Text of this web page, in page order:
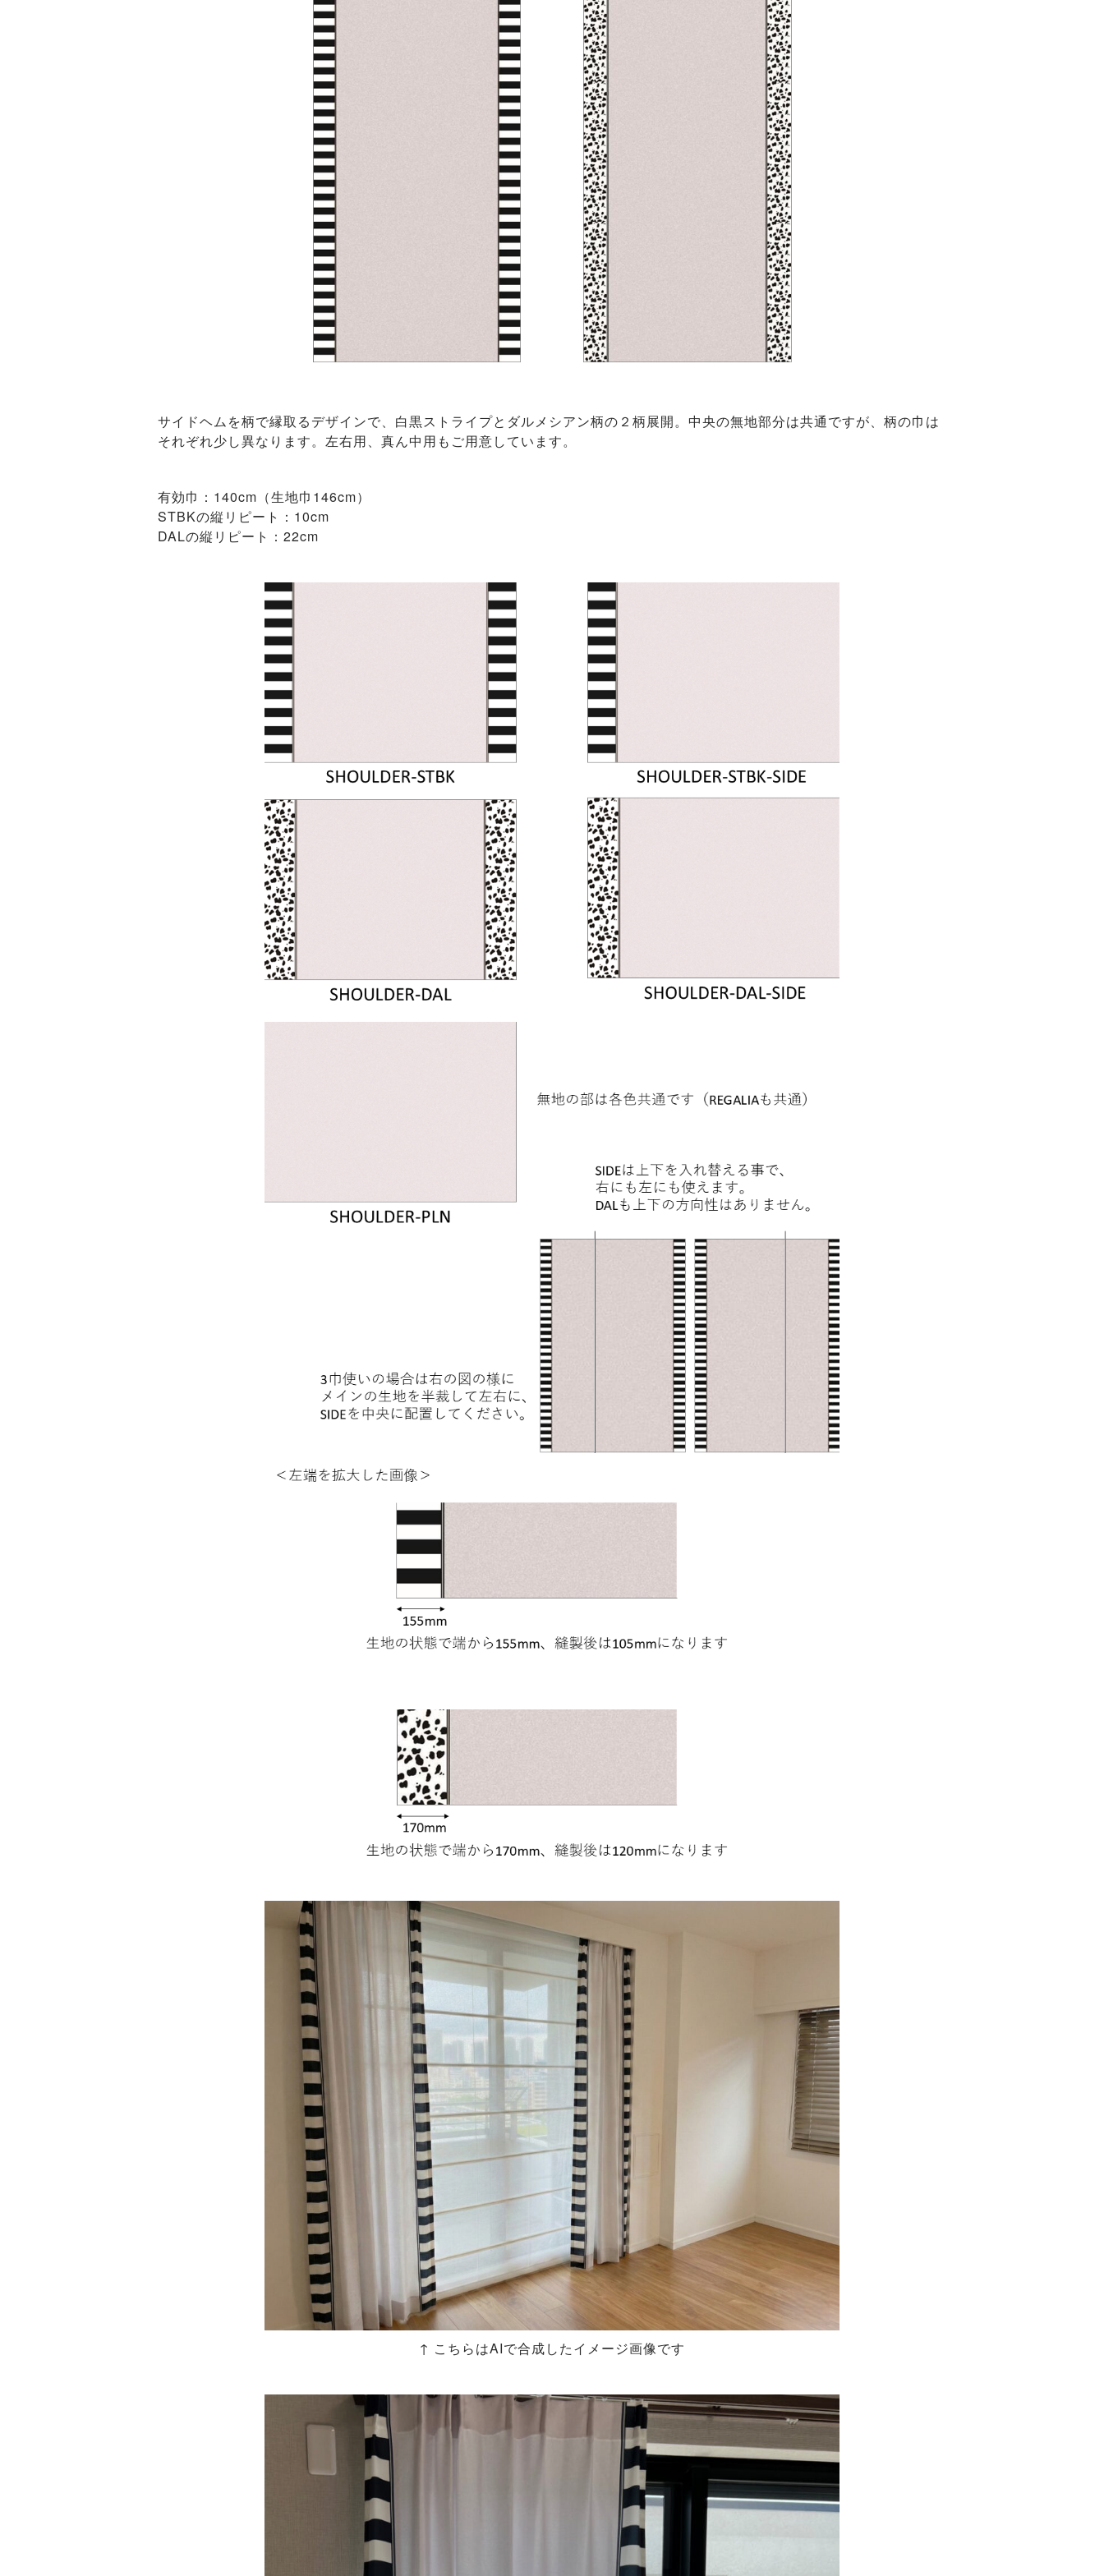
サイドヘムを柄で縁取るデザインで、白黒ストライプとダルメシアン柄の２柄展開。中央の無地部分は共通ですが、柄の巾は
それぞれ少し異なります。左右用、真ん中用もご用意しています。
有効巾：140cm（生地巾146cm）
STBKの縦リピート：10cm
DALの縦リピート：22cm
↑ こちらはAIで合成したイメージ画像です